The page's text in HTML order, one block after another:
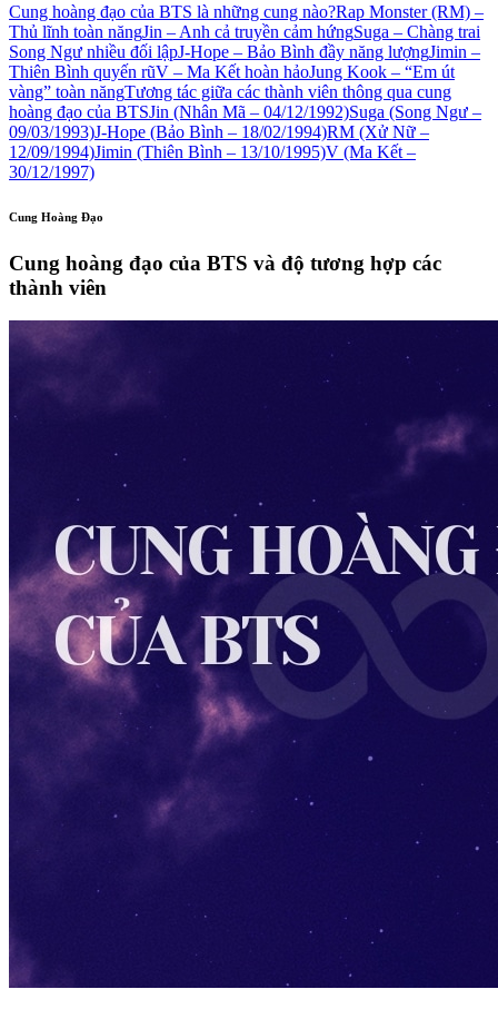
Cung hoàng đạo của BTS là những cung nào?Rap Monster (RM) –
Thủ lĩnh toàn năngJin – Anh cả truyền cảm hứngSuga – Chàng trai
Song Ngư nhiều đối lậpJ-Hope – Bảo Bình đầy năng lượngJimin –
Thiên Bình quyến rũV – Ma Kết hoàn hảoJung Kook – “Em út
vàng” toàn năngTương tác giữa các thành viên thông qua cung
hoàng đạo của BTSJin (Nhân Mã – 04/12/1992)Suga (Song Ngư –
09/03/1993)J-Hope (Bảo Bình – 18/02/1994)RM (Xử Nữ –
12/09/1994)Jimin (Thiên Bình – 13/10/1995)V (Ma Kết –
30/12/1997)
Cung Hoàng Đạo
Cung hoàng đạo của BTS và độ tương hợp các
thành viên